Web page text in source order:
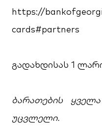
https://
cards#partners
გადახდისას 1
ბარათების
უცვლელი.